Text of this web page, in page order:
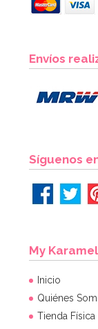
Envíos
Síguenos
My
Inicio
Quiénes
Tienda Física